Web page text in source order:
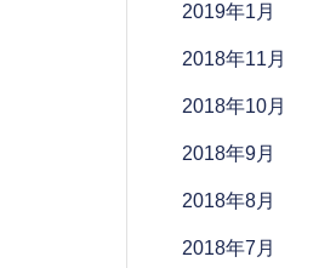
2019年1月
2018年11月
2018年10月
2018年9月
2018年8月
2018年7月